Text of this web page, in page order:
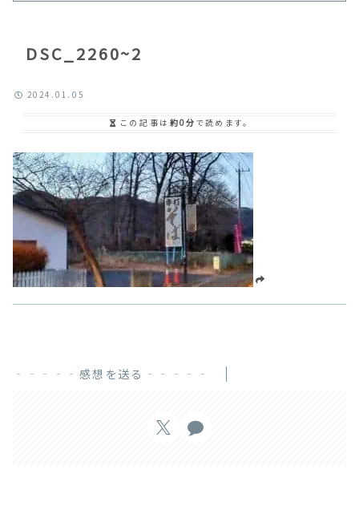
DSC_2260~2
2024.01.05
この記事は 約0分 で読めます。
‐‐‐‐‐感想を送る‐‐‐‐‐